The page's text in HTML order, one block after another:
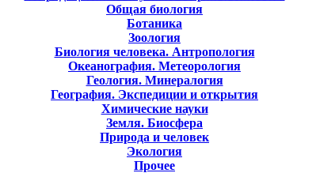
Общая биология
Ботаника
Зоология
Биология человека. Антропология
Океанография. Метеорология
Геология. Минералогия
География. Экспедиции и открытия
Химические науки
Земля. Биосфера
Природа и человек
Экология
Прочее